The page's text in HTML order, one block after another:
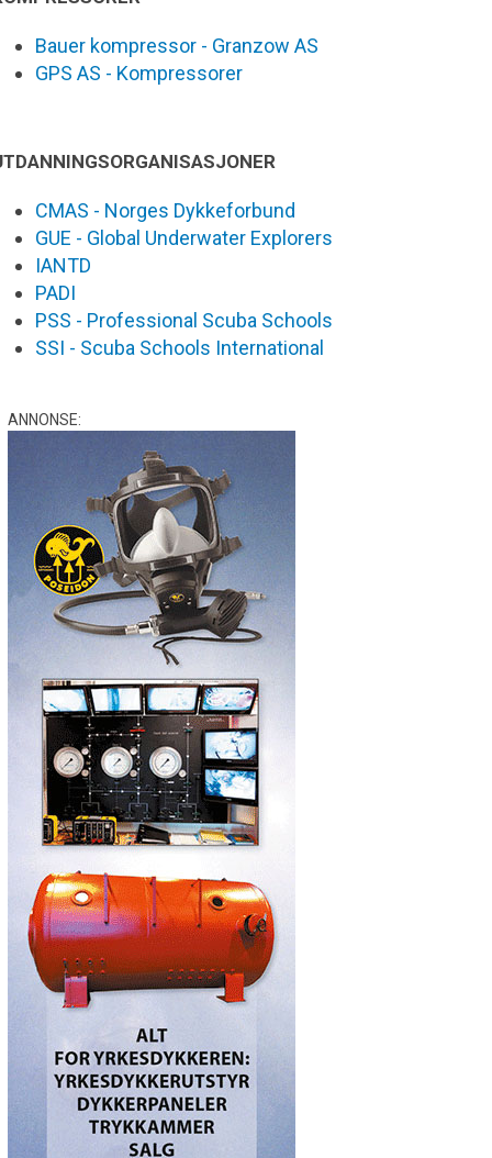
Bauer kompressor - Granzow AS
GPS AS - Kompressorer
CMAS - Norges Dykkeforbund
GUE - Global Underwater Explorers
IANTD
PADI
PSS - Professional Scuba Schools
SSI - Scuba Schools International
ANNONSE: